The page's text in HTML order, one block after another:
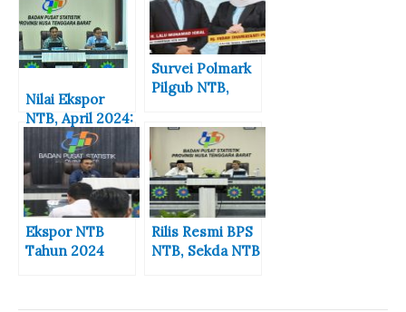
Nilai Ekspor
NTB, April 2024:
Meningkat
112,40 persen
Survei Polmark
Pilgub NTB,
Iqbal Dinda Naik
Signifikan
Ekspor NTB
Tahun 2024
Tambang Non
Rilis Resmi BPS
NTB, Sekda NTB
Efektif bagi